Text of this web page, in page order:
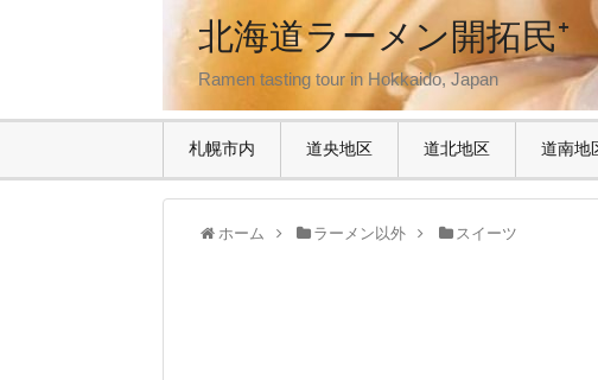
北海道ラーメン開拓民⁺
Ramen tasting tour in Hokkaido, Japan
札幌市内 道央地区 道北地区 道南地
ホーム ラーメン以外 スイーツ